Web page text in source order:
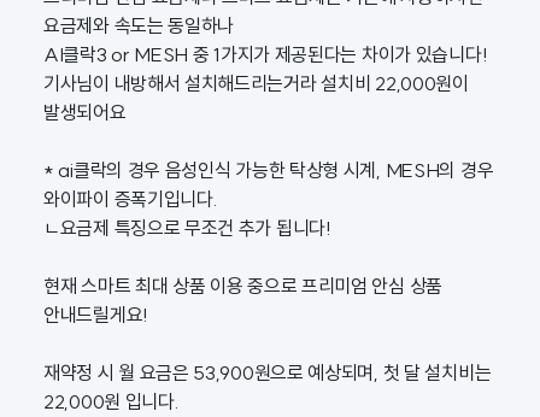
요금제와 속도는 동일하나
AI클락3 or MESH 중 1가지가 제공된다는 차이가 있습니다!
기사님이 내방해서 설치해드리는거라 설치비 22,000원이
발생되어요
* ai클락의 경우 음성인식 가능한 탁상형 시계, MESH의 경우
와이파이 증폭기입니다.
ㄴ요금제 특징으로 무조건 추가 됩니다!
현재 스마트 최대 상품 이용 중으로 프리미엄 안심 상품
안내드릴게요!
재약정 시 월 요금은 53,900원으로 예상되며, 첫 달 설치비는
22,000원 입니다.